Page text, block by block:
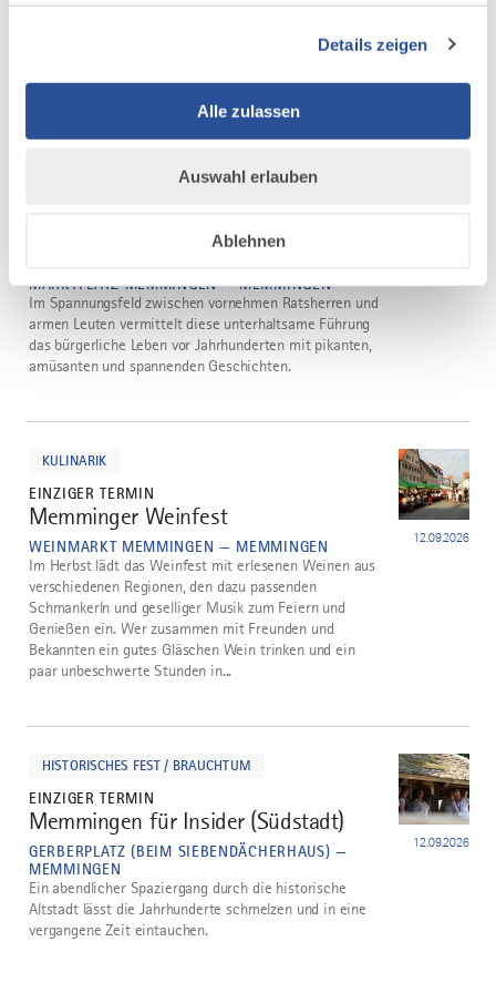
Details zeigen
Alle zulassen
Auswahl erlauben
Ablehnen
Altstadt mit Begehung der Stadtmauer lässt die
eintauchen.
Themenführung "Hochweisheiten und
MARKTPLATZ MEMMINGEN — MEMMINGEN
Im Spannungsfeld zwischen vornehmen Ratsherren und
armen Leuten vermittelt diese unterhaltsame Führung
das bürgerliche Leben vor Jahrhunderten mit pikanten,
amüsanten und spannenden Geschichten.
mehr
KULINARIK
EINZIGER TERMIN
4
Memminger Weinfest
WEINMARKT MEMMINGEN — MEMMINGEN 12.09.2026
Im Herbst lädt das Weinfest mit erlesenen Weinen aus
verschiedenen Regionen, den dazu passenden
Schmankerln und geselliger Musik zum Feiern und
Genießen ein. Wer zusammen mit Freunden und
Bekannten ein gutes Gläschen Wein trinken und ein
paar unbeschwerte Stunden in...
HISTORISCHES FEST / BRAUCHTUM
EINZIGER TERMIN
5
Memmingen für Insider (Südstadt)
GERBERPLATZ (BEIM SIEBENDÄCHERHAUS) —
MEMMINGEN
12.09.2026
Ein abendlicher Spaziergang durch die historische
Altstadt lässt die Jahrhunderte schmelzen und in eine
vergangene Zeit eintauchen.